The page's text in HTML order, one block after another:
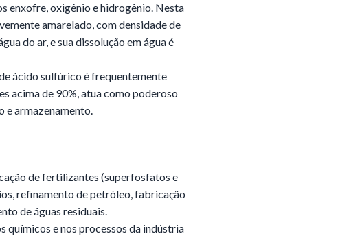
enxofre, oxigênio e hidrogênio. Nesta
amarelado, com densidade de
do ar, e sua dissolução em água é
ácido sulfúrico é frequentemente
acima de 90%, atua como poderoso
e armazenamento.
de fertilizantes (superfosfatos e
refinamento de petróleo, fabricação
de águas residuais.
químicos e nos processos da indústria